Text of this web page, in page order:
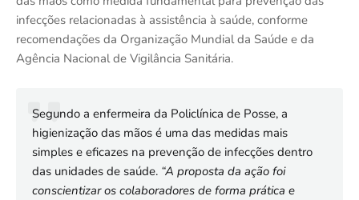
infecções relacionadas à assistência à saúde, conforme
recomendações da Organização Mundial da Saúde e da
Agência Nacional de Vigilância Sanitária.
Segundo a enfermeira da Policlínica de Posse, a
higienização das mãos é uma das medidas mais
simples e eficazes na prevenção de infecções dentro
das unidades de saúde. “A proposta da ação foi
conscientizar os colaboradores de forma prática e